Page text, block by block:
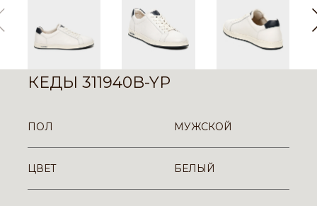
КЕДЫ 311940B-YP
ПОЛ МУЖСКОЙ
ЦВЕТ БЕЛЫЙ